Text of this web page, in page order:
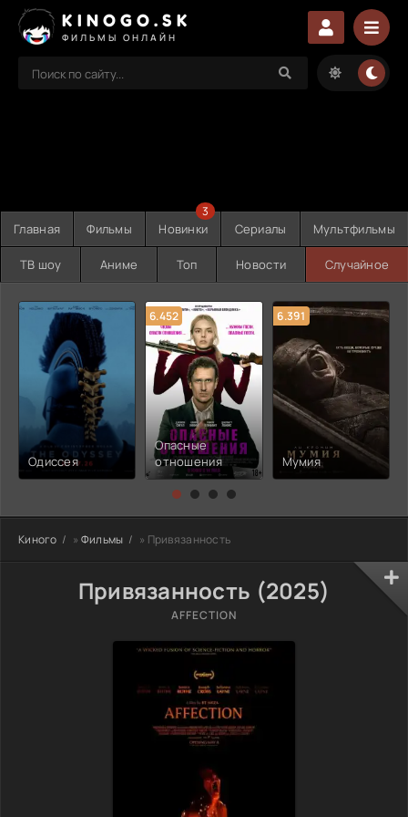
KINOGO.SK
ФИЛЬМЫ ОНЛАЙН
Главная Фильмы Новинки
3
Сериалы Мультфильмы
ТВ шоу Аниме Топ Новости Случайное
Одиссея
6.452
Опасные
отношения
6.391
Мумия
Киного » Фильмы » Привязанность
Привязанность (2025)
AFFECTION